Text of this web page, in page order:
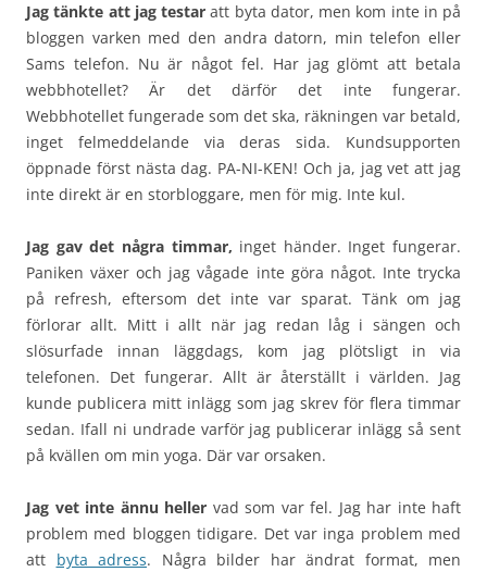
Jag tänkte att jag testar att byta dator, men kom inte in på
bloggen varken med den andra datorn, min telefon eller
Sams telefon. Nu är något fel. Har jag glömt att betala
webbhotellet? Är det därför det inte fungerar.
Webbhotellet fungerade som det ska, räkningen var betald,
inget felmeddelande via deras sida. Kundsupporten
öppnade först nästa dag. PA-NI-KEN! Och ja, jag vet att jag
inte direkt är en storbloggare, men för mig. Inte kul.
Jag gav det några timmar, inget händer. Inget fungerar.
Paniken växer och jag vågade inte göra något. Inte trycka
på refresh, eftersom det inte var sparat. Tänk om jag
förlorar allt. Mitt i allt när jag redan låg i sängen och
slösurfade innan läggdags, kom jag plötsligt in via
telefonen. Det fungerar. Allt är återställt i världen. Jag
kunde publicera mitt inlägg som jag skrev för flera timmar
sedan. Ifall ni undrade varför jag publicerar inlägg så sent
på kvällen om min yoga. Där var orsaken.
Jag vet inte ännu heller vad som var fel. Jag har inte haft
problem med bloggen tidigare. Det var inga problem med
att byta adress. Några bilder har ändrat format, men